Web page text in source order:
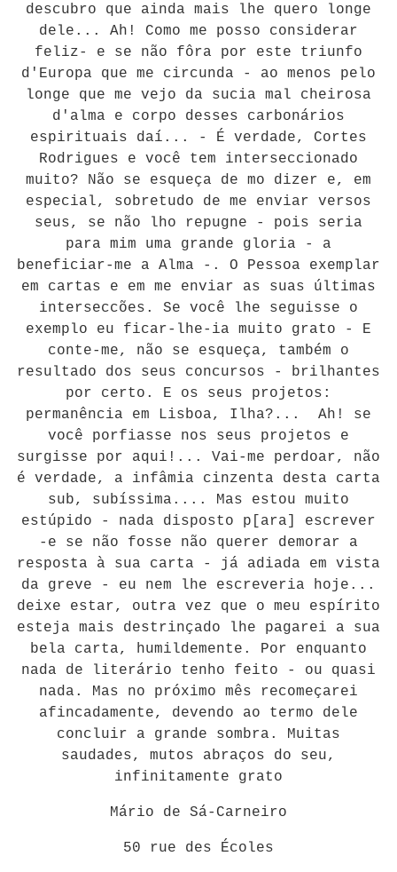
descubro que ainda mais lhe quero longe
dele... Ah! Como me posso considerar
feliz- e se não fôra por este triunfo
d'Europa que me circunda - ao menos pelo
longe que me vejo da sucia mal cheirosa
d'alma e corpo desses carbonários
espirituais daí... - É verdade, Cortes
Rodrigues e você tem interseccionado
muito? Não se esqueça de mo dizer e, em
especial, sobretudo de me enviar versos
seus, se não lho repugne - pois seria
para mim uma grande gloria - a
beneficiar-me a Alma -. O Pessoa exemplar
em cartas e em me enviar as suas últimas
interseccões. Se você lhe seguisse o
exemplo eu ficar-lhe-ia muito grato - E
conte-me, não se esqueça, também o
resultado dos seus concursos - brilhantes
por certo. E os seus projetos:
permanência em Lisboa, Ilha?... Ah! se
você porfiasse nos seus projetos e
surgisse por aqui!... Vai-me perdoar, não
é verdade, a infâmia cinzenta desta carta
sub, subíssima.... Mas estou muito
estúpido - nada disposto p[ara] escrever
-e se não fosse não querer demorar a
resposta à sua carta - já adiada em vista
da greve - eu nem lhe escreveria hoje...
deixe estar, outra vez que o meu espírito
esteja mais destrinçado lhe pagarei a sua
bela carta, humildemente. Por enquanto
nada de literário tenho feito - ou quasi
nada. Mas no próximo mês recomeçarei
afincadamente, devendo ao termo dele
concluir a grande sombra. Muitas
saudades, mutos abraços do seu,
infinitamente grato
Mário de Sá-Carneiro
50 rue des Écoles